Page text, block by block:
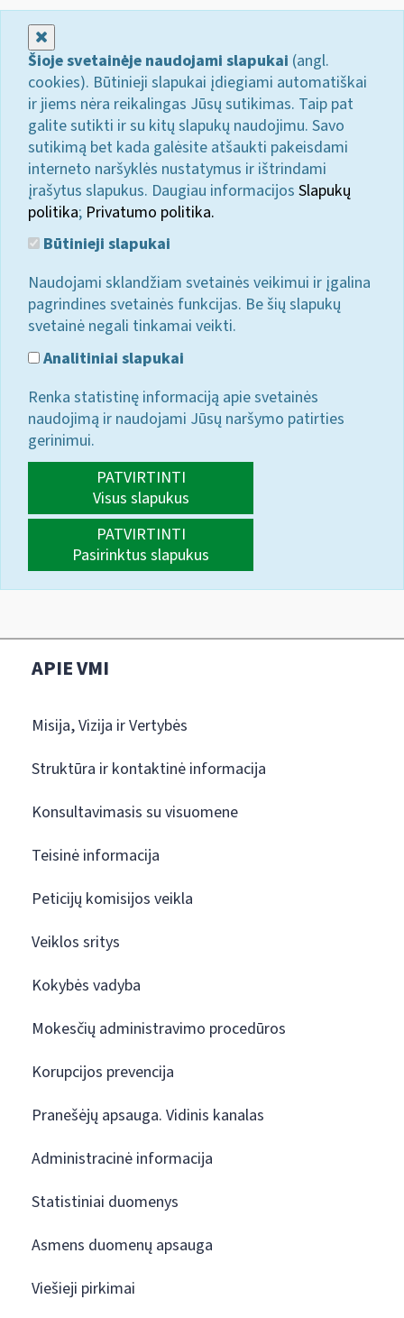
Šioje svetainėje naudojami slapukai (angl.
cookies). Būtinieji slapukai įdiegiami automatiškai
ir jiems nėra reikalingas Jūsų sutikimas. Taip pat
galite sutikti ir su kitų slapukų naudojimu. Savo
sutikimą bet kada galėsite atšaukti pakeisdami
interneto naršyklės nustatymus ir ištrindami
įrašytus slapukus. Daugiau informacijos Slapukų
politika; Privatumo politika.
Būtinieji slapukai
Naudojami sklandžiam svetainės veikimui ir įgalina
pagrindines svetainės funkcijas. Be šių slapukų
svetainė negali tinkamai veikti.
Analitiniai slapukai
Renka statistinę informaciją apie svetainės
naudojimą ir naudojami Jūsų naršymo patirties
gerinimui.
PATVIRTINTI
Visus slapukus
PATVIRTINTI
Pasirinktus slapukus
APIE VMI
Misija, Vizija ir Vertybės
Struktūra ir kontaktinė informacija
Konsultavimasis su visuomene
Teisinė informacija
Peticijų komisijos veikla
Veiklos sritys
Kokybės vadyba
Mokesčių administravimo procedūros
Korupcijos prevencija
Pranešėjų apsauga. Vidinis kanalas
Administracinė informacija
Statistiniai duomenys
Asmens duomenų apsauga
Viešieji pirkimai